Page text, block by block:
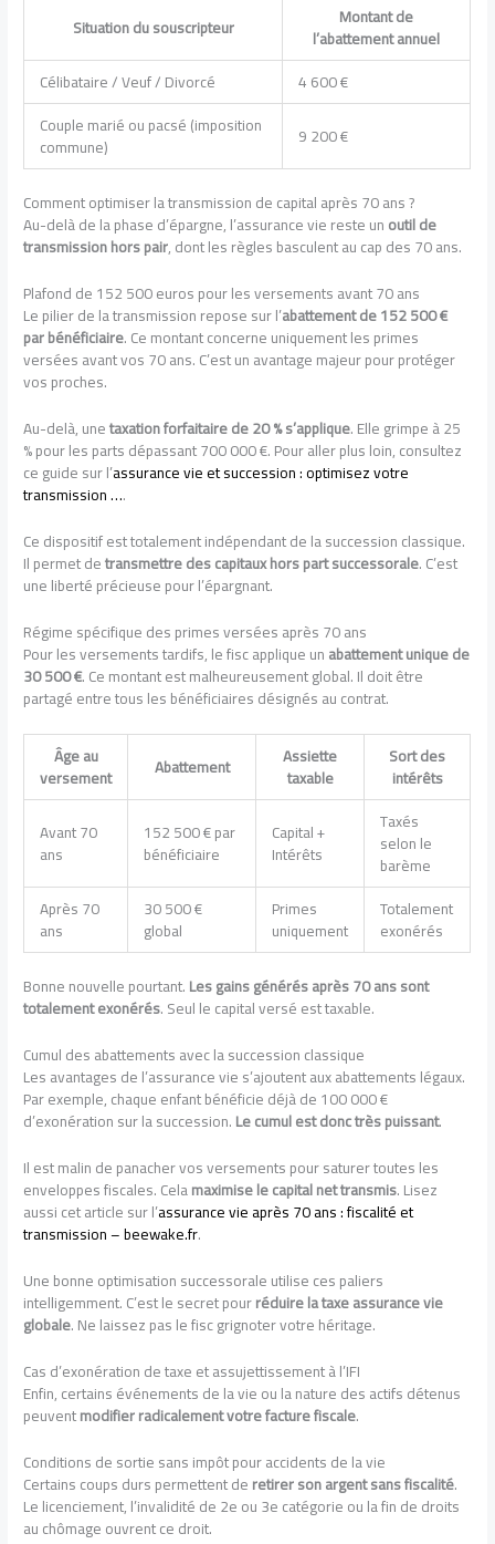
Situation du souscripteur Montant de
l’abattement annuel
Célibataire / Veuf / Divorcé
4 600 €
Couple marié ou pacsé (imposition
commune) 9 200 €
Comment optimiser la transmission de capital après 70 ans ?
Au-delà de la phase d’épargne, l’assurance vie reste unoutil de
transmission hors pair, dont les règles basculent au cap des 70 ans.
Plafond de 152 500 euros pour les versements avant 70 ans
Le pilier de la transmission repose sur l’abattement de 152 500 €
par bénéficiaire. Ce montant concerne uniquement les primes
versées avant vos 70 ans. C’est un avantage majeur pour protéger
vos proches.
Au-delà, unetaxation forfaitaire de 20 % s’applique. Elle grimpe à 25
% pour les parts dépassant 700 000 €. Pour aller plus loin, consultez
ce guide sur l’assurance vie et succession : optimisez votre
transmission ….
Ce dispositif est totalement indépendant de la succession classique.
Il permet detransmettre des capitaux hors part successorale. C’est
une liberté précieuse pour l’épargnant.
Régime spécifique des primes versées après 70 ans
Pour les versements tardifs, le fisc applique unabattement unique de
30 500 €. Ce montant est malheureusement global. Il doit être
partagé entre tous les bénéficiaires désignés au contrat.
Âge au
versement Abattement Assiette
taxable
Sort des
intérêts
Avant 70
ans
152 500 € par
bénéficiaire
Capital +
Intérêts
Taxés
selon le
barème
Après 70
ans
30 500 €
global
Primes
uniquement
Totalement
exonérés
Bonne nouvelle pourtant.Les gains générés après 70 ans sont
totalement exonérés. Seul le capital versé est taxable.
Cumul des abattements avec la succession classique
Les avantages de l’assurance vie s’ajoutent aux abattements légaux.
Par exemple, chaque enfant bénéficie déjà de 100 000 €
d’exonération sur la succession.Le cumul est donc très puissant.
Il est malin de panacher vos versements pour saturer toutes les
enveloppes fiscales. Celamaximise le capital net transmis. Lisez
aussi cet article sur l’assurance vie après 70 ans : fiscalité et
transmission – beewake.fr.
Une bonne optimisation successorale utilise ces paliers
intelligemment. C’est le secret pourréduire la taxe assurance vie
globale. Ne laissez pas le fisc grignoter votre héritage.
Cas d’exonération de taxe et assujettissement à l’IFI
Enfin, certains événements de la vie ou la nature des actifs détenus
peuventmodifier radicalement votre facture fiscale.
Conditions de sortie sans impôt pour accidents de la vie
Certains coups durs permettent deretirer son argent sans fiscalité.
Le licenciement, l’invalidité de 2e ou 3e catégorie ou la fin de droits
au chômage ouvrent ce droit.